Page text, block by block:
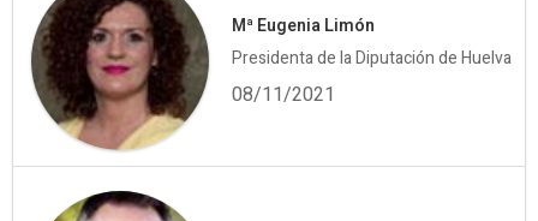
Mª Eugenia Limón
Presidenta de la Diputación de Huelva
08/11/2021